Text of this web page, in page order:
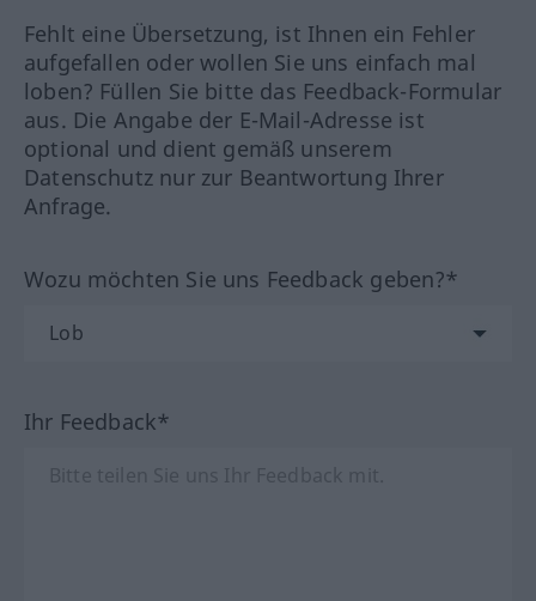
Fehlt eine Übersetzung, ist Ihnen ein Fehler
aufgefallen oder wollen Sie uns einfach mal
loben? Füllen Sie bitte das Feedback-Formular
aus. Die Angabe der E-Mail-Adresse ist
optional und dient gemäß unserem
Datenschutz nur zur Beantwortung Ihrer
Anfrage.
Wozu möchten Sie uns Feedback geben?*
Ihr Feedback*